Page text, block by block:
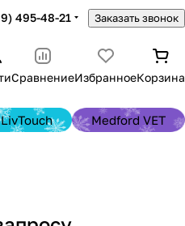
495-48-21 Заказать звонок
СравнениеИзбранноеКорзина
Medford VET